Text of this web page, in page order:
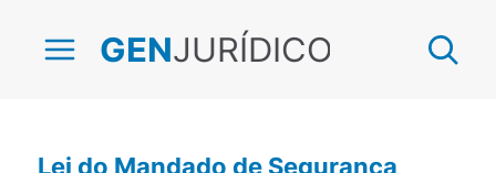
GENJURÍDICO
Lei do Mandado de Segurança